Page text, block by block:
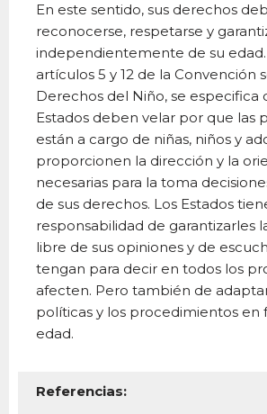
En este sentido, sus derechos
reconocerse, respetarse y
independientemente de su edad.
artículos 5 y 12 de la Convención
Derechos del Niño, se especifica
Estados deben velar por que las
están a cargo de niñas, niños y
proporcionen la dirección y la
necesarias para la toma
de sus derechos. Los Estados
responsabilidad de garantizarles
libre de sus opiniones y de
tengan para decir en todos los
afecten. Pero también de
políticas y los procedimientos en
edad.
Referencias: